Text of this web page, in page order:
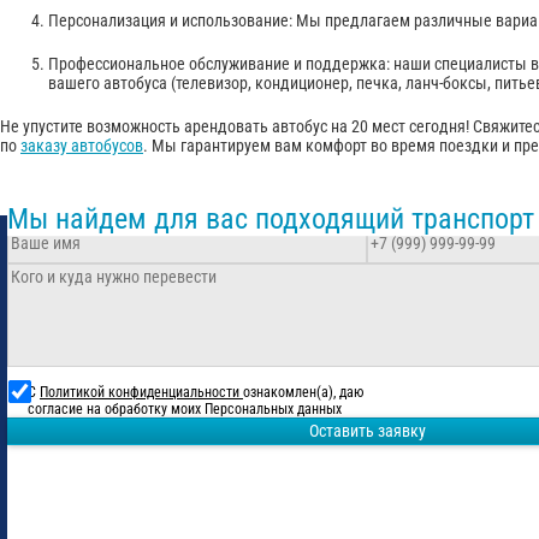
Персонализация и использование: Мы предлагаем различные
Профессиональное обслуживание и поддержка: наши специалисты
вашего автобуса (телевизор, кондиционер, печка, ланч-боксы,
Не упустите возможность арендовать автобус на 20 мест сегодня!
позаказу автобусов. Мы гарантируем вам комфорт во время поездки и
Мы найдем для вас подходящий
С Политикой конфиденциальности ознакомлен(а), даю
согласие на обработку моих Персональных данных
Оставить заявку